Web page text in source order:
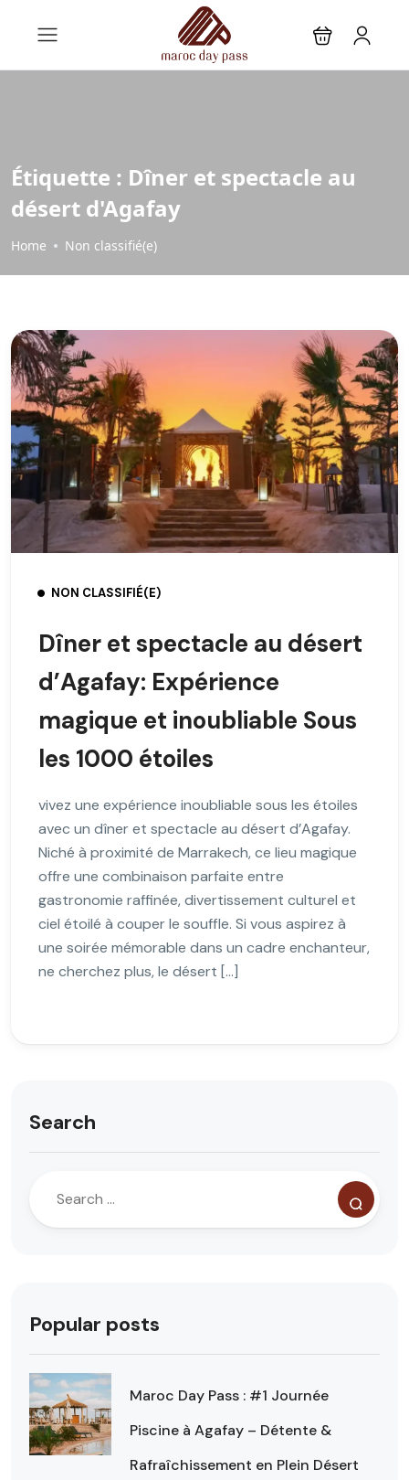
Étiquette : Dîner et spectacle au
désert d'Agafay
Home Non classifié(e)
NON CLASSIFIÉ(E)
Dîner et spectacle au désert
d’Agafay: Expérience
magique et inoubliable Sous
les 1000 étoiles
vivez une expérience inoubliable sous les étoiles
avec un dîner et spectacle au désert d’Agafay.
Niché à proximité de Marrakech, ce lieu magique
offre une combinaison parfaite entre
gastronomie raffinée, divertissement culturel et
ciel étoilé à couper le souffle. Si vous aspirez à
une soirée mémorable dans un cadre enchanteur,
ne cherchez plus, le désert […]
Search
Popular posts
Maroc Day Pass : #1 Journée
Piscine à Agafay – Détente &
Rafraîchissement en Plein Désert